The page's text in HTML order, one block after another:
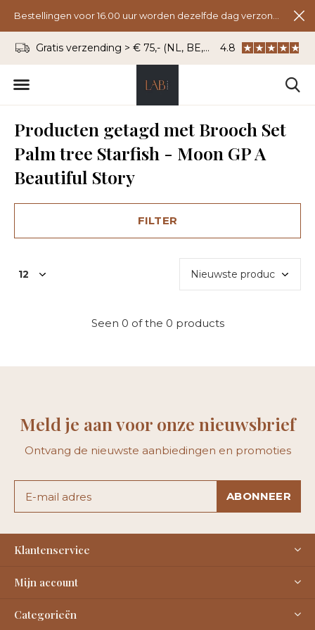
Gratis verzending > € 75,- (NL, BE, DU) WhatsApp: 06 -
4.8
Producten getagd met Brooch Set
Palm tree Starfish - Moon GP A
Beautiful Story
FILTER
Seen 0 of the 0 products
Meld je aan voor onze nieuwsbrief
Ontvang de nieuwste aanbiedingen en promoties
ABONNEER
Klantenservice
Mijn account
Categorieën